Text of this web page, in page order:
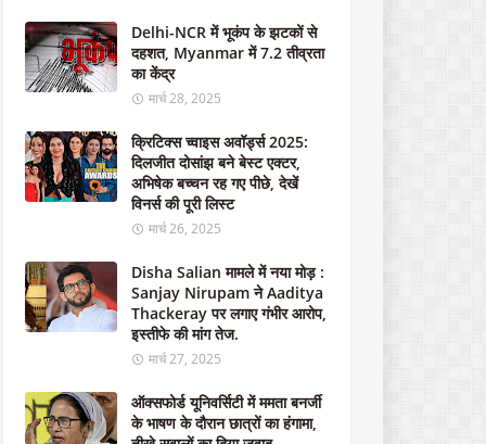
शि
कं
जा
"
06,
2024
न
फें
स
डी
ल
दी
स
र
Delhi-NCR में भूकंप के झटकों से
दहशत, Myanmar में 7.2 तीव्रता
का केंद्र
मार्च 28, 2025
क्रिटिक्स च्वाइस अवॉर्ड्स 2025:
दिलजीत दोसांझ बने बेस्ट एक्टर,
अभिषेक बच्चन रह गए पीछे, देखें
विनर्स की पूरी लिस्ट
मार्च 26, 2025
Disha Salian मामले में नया मोड़ :
Sanjay Nirupam ने Aaditya
Thackeray पर लगाए गंभीर आरोप,
इस्तीफे की मांग तेज.
मार्च 27, 2025
ऑक्सफोर्ड यूनिवर्सिटी में ममता बनर्जी
के भाषण के दौरान छात्रों का हंगामा,